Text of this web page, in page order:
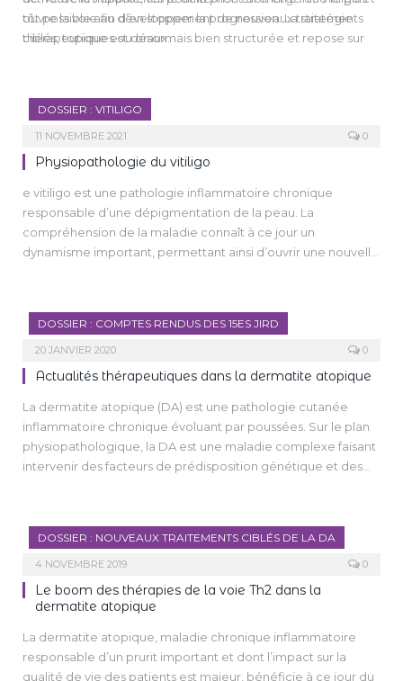
tôt possible afin d’en stopper la progression. La stratégie
thérapeutique est désormais bien structurée et repose sur
ouvre la voie au développement de nouveaux traitements
ciblés, topiques ou oraux.
DOSSIER : VITILIGO
11 NOVEMBRE 2021 0
Physiopathologie du vitiligo
e vitiligo est une pathologie inflammatoire chronique
responsable d’une dépigmentation de la peau. La
compréhension de la maladie connaît à ce jour un
dynamisme important, permettant ainsi d’ouvrir une nouvelle
chercheurs pendant des années et de nombreuses
avancées ont été réalisées du point de vue de la clarification
de l’interaction entre les différents facteurs entraînant la
formation de macules dépigmentées. L’interaction
système immunitaire permet ainsi de mieux caractériser les
signaux conduisant à la perte des mélanocytes.
Des avancées récentes ont également permis de mieux
comprendre le rôle complexe joué par un sous-type
DOSSIER : COMPTES RENDUS DES 15ES JIRD
20 JANVIER 2020 0
Actualités thérapeutiques dans la dermatite atopique
La dermatite atopique (DA) est une pathologie cutanée
inflammatoire chronique évoluant par poussées. Sur le plan
physiopathologique, la DA est une maladie complexe faisant
intervenir des facteurs de prédisposition génétique et des
allergènes, ainsi qu’une réponse exagérée de la réponse
immunitaire [1].
DOSSIER : NOUVEAUX TRAITEMENTS CIBLÉS DE LA DA
4 NOVEMBRE 2019 0
Le boom des thérapies de la voie Th2 dans la
dermatite atopique
La dermatite atopique, maladie chronique inflammatoire
responsable d’un prurit important et dont l’impact sur la
qualité de vie des patients est majeur, bénéficie à ce jour du